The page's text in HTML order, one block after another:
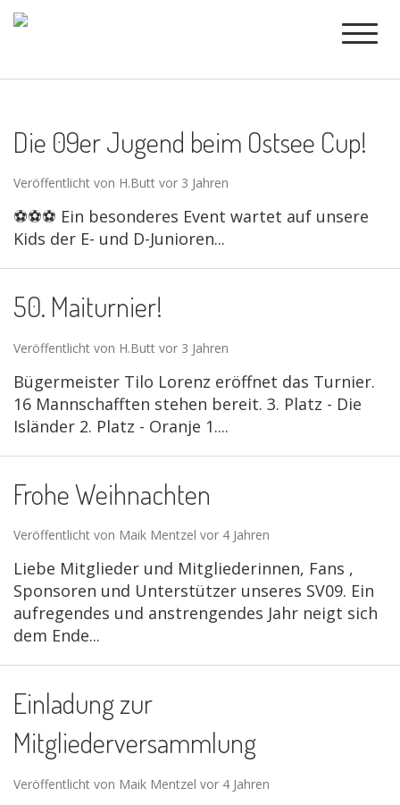
Die 09er Jugend beim Ostsee Cup!
Veröffentlicht von H.Butt vor 3 Jahren
⚽️⚽️⚽️ Ein besonderes Event wartet auf unsere
Kids der E- und D-Junioren...
50. Maiturnier!
Veröffentlicht von H.Butt vor 3 Jahren
Bügermeister Tilo Lorenz eröffnet das Turnier.
16 Mannschafften stehen bereit. 3. Platz - Die
Isländer 2. Platz - Oranje 1....
Frohe Weihnachten
Veröffentlicht von Maik Mentzel vor 4 Jahren
Liebe Mitglieder und Mitgliederinnen, Fans ,
Sponsoren und Unterstützer unseres SV09. Ein
aufregendes und anstrengendes Jahr neigt sich
dem Ende...
Einladung zur
Mitgliederversammlung
Veröffentlicht von Maik Mentzel vor 4 Jahren